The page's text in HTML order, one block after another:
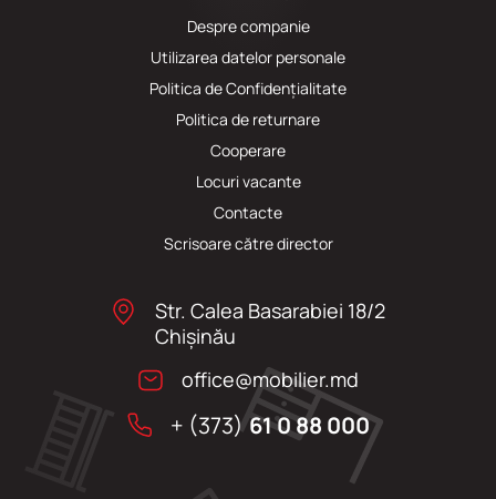
Despre companie
Utilizarea datelor personale
Politica de Confidențialitate
Politica de returnare
Cooperare
Locuri vacante
Сontacte
Scrisoare către director
Str. Calea Basarabiei 18/2
Chişinău
office@mobilier.md
+ (373)61 0 88 000